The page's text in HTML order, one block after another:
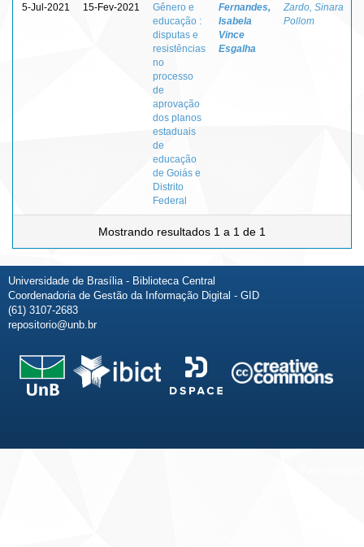
5-Jul-2021 15-Fev-2021
Gênero e
educação :
disputas e
resistências
no
processo
de
aprovação
dos planos
estaduais
de
educação
de Goiás e
Distrito
Federal
Fernandes,
Isabela
Vince
Esgalha
Zardo, Sinara
Pollom
Mostrando resultados 1 a 1 de 1
Universidade de Brasília - Biblioteca Central
Coordenadoria de Gestão da Informação Digital - GID
(61) 3107-2683
repositorio@unb.br